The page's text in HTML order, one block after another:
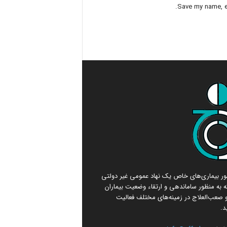
Save my name,
بیماری‌های خاص یک نهاد عمومی غیر دولتی
به منظور ساماندهی و ارتقاء وضعیت بیماران
در زمینه‌های مختلف فعالیت